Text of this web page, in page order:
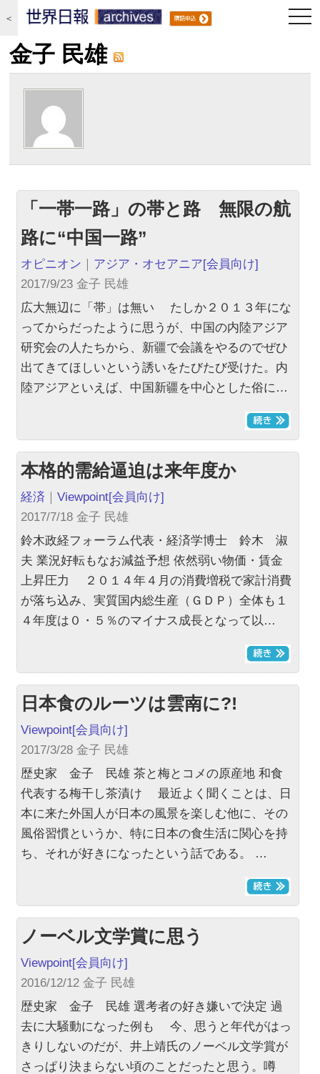
＜
金子 民雄
「一帯一路」の帯と路 無限の航
路に“中国一路”
オピニオン ｜ アジア・オセアニア[会員向け]
2017/9/23 金子 民雄
広大無辺に「帯」は無い たしか２０１３年にな
ってからだったように思うが、中国の内陸アジア
研究会の人たちから、新疆で会議をやるのでぜひ
出てきてほしいという誘いをたびたび受けた。内
陸アジアといえば、中国新疆を中心とした俗に…
本格的需給逼迫は来年度か
経済 ｜Viewpoint[会員向け]
2017/7/18 金子 民雄
鈴木政経フォーラム代表・経済学博士 鈴木 淑
夫 業況好転もなお減益予想 依然弱い物価・賃金
上昇圧力 ２０１４年４月の消費増税で家計消費
が落ち込み、実質国内総生産（ＧＤＰ）全体も１
４年度は０・５％のマイナス成長となって以…
日本食のルーツは雲南に?!
Viewpoint[会員向け]
2017/3/28 金子 民雄
歴史家 金子 民雄 茶と梅とコメの原産地 和食
代表する梅干し茶漬け 最近よく聞くことは、日
本に来た外国人が日本の風景を楽しむ他に、その
風俗習慣というか、特に日本の食生活に関心を持
ち、それが好きになったという話である。 …
ノーベル文学賞に思う
Viewpoint[会員向け]
2016/12/12 金子 民雄
歴史家 金子 民雄 選考者の好き嫌いで決定 過
去に大騒動になった例も 今、思うと年代がはっ
きりしないのだが、井上靖氏のノーベル文学賞が
さっぱり決まらない頃のことだったと思う。噂